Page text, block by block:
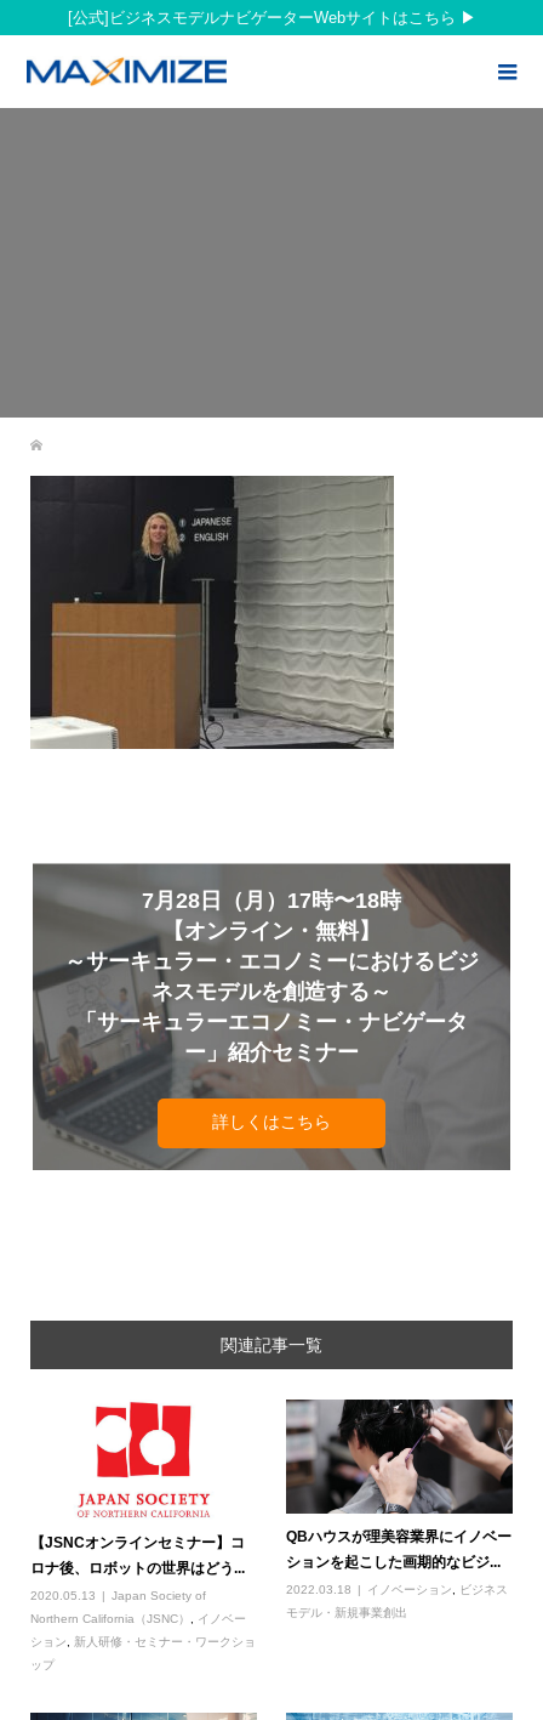
[公式]ビジネスモデルナビゲーターWebサイトはこちら
7月28日（月）17時〜18時
【オンライン・無料】
～サーキュラー・エコノミーにおけるビジ
ネスモデルを創造する～
「サーキュラーエコノミー・ナビゲータ
ー」紹介セミナー
詳しくはこちら
関連記事一覧
【JSNCオンラインセミナー】コ
ロナ後、ロボットの世界はどう...
2020.05.13
Japan Society of
Northern California（JSNC）
イノベー
ション
新人研修・セミナー・ワークショ
ップ
QBハウスが理美容業界にイノベー
ションを起こした画期的なビジ...
2022.03.18 イノベーション
ビジネス
モデル・新規事業創出